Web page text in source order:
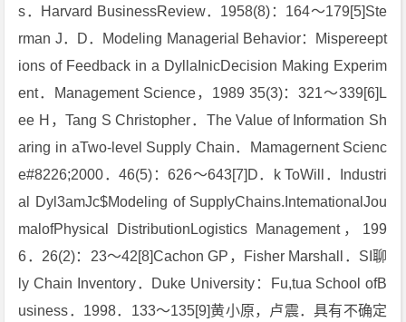
s．Harvard BusinessReview．1958(8)：164～179[5]Ste
rman J．D．Modeling Managerial Behavior：Mispereept
ions of Feedback in a DyllaInicDecision Making Experim
ent．Management Science，1989 35(3)：321～339[6]L
ee H，Tang S Christopher．The Value of Information Sh
aring in aTwo-level Supply Chain．Mamagernent Scienc
e#8226;2000．46(5)：626～643[7]D．k ToWill．Industri
al Dyl3amJc$Modeling of SupplyChains.IntemationalJou
malofPhysical DistributionLogistics Management，199
6．26(2)：23～42[8]Cachon GP，Fisher Marshall．SI聊
ly Chain Inventory．Duke University：Fu,tua School ofB
usiness．1998．133～135[9]黄小原，卢震．具有不确定